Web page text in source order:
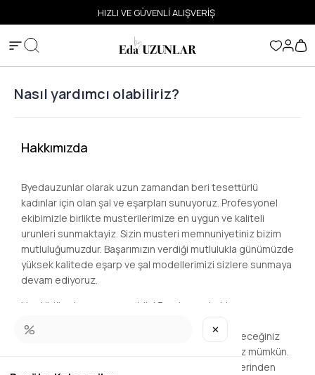
HIZLI VE GÜVENLİ ALIŞVERİŞ
Nasıl yardımcı olabiliriz?
Hakkımızda
Byedauzunlar olarak uzun zamandan beri tesettürlü
kadınlar için olan şal ve eşarpları sunuyoruz. Profesyonel
ekibimizle birlikte musterilerimize en uygun ve kaliteli
urunleri sunmaktayiz. Sizin musteri memnuniyetiniz bizim
mutluluğumuzdur. Başarımızın verdiği mutlulukla günümüzde
yüksek kalitede eşarp ve şal modellerimizi sizlere sunmaya
devam ediyoruz.
Her türlü şal ve eşarp çeşidini Byedauzunlar’da
kullanabileceğiniz şallar ve davetlerde kullanabileceğiniz
şallara kadar farklı model ve desenlere ulaşmanız mümkün.
Desenli ya da desensiz olarak kaliteli kumaş türlerinden
✕